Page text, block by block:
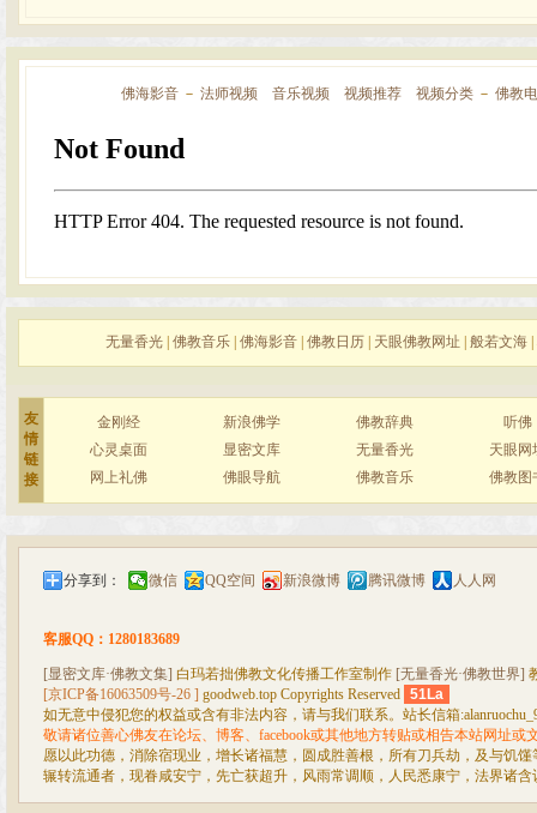
佛海影音 － 法师视频 音乐视频 视频推荐 视频分类 － 佛教
无量香光 佛教音乐 佛海影音 佛教日历 天眼佛教网址 般若文海
友
情
链
接
金刚经 新浪佛学 佛教辞典
听佛
心灵桌面
显密文库 无量香光
天眼网
网上礼佛
佛眼导航 佛教音乐 佛教图
分享到： 微信 QQ空间 新浪微博 腾讯微博 人人网
客服QQ：1280183689
[显密文库·佛教文集] 白玛若拙佛教文化传播工作室制作 [无量香光·佛教世界]
[京ICP备16063509号-26 ] goodweb.top Copyrights Reserved 51La
如无意中侵犯您的权益或含有非法内容，请与我们联系。站长信箱
敬请诸位善心佛友在论坛、博客、facebook或其他地方转贴或相告本站网址或
愿以此功德，消除宿现业，增长诸福慧，圆成胜善根，所有刀兵劫，及与饥
辗转流通者，现眷咸安宁，先亡获超升，风雨常调顺，人民悉康宁，法界诸含